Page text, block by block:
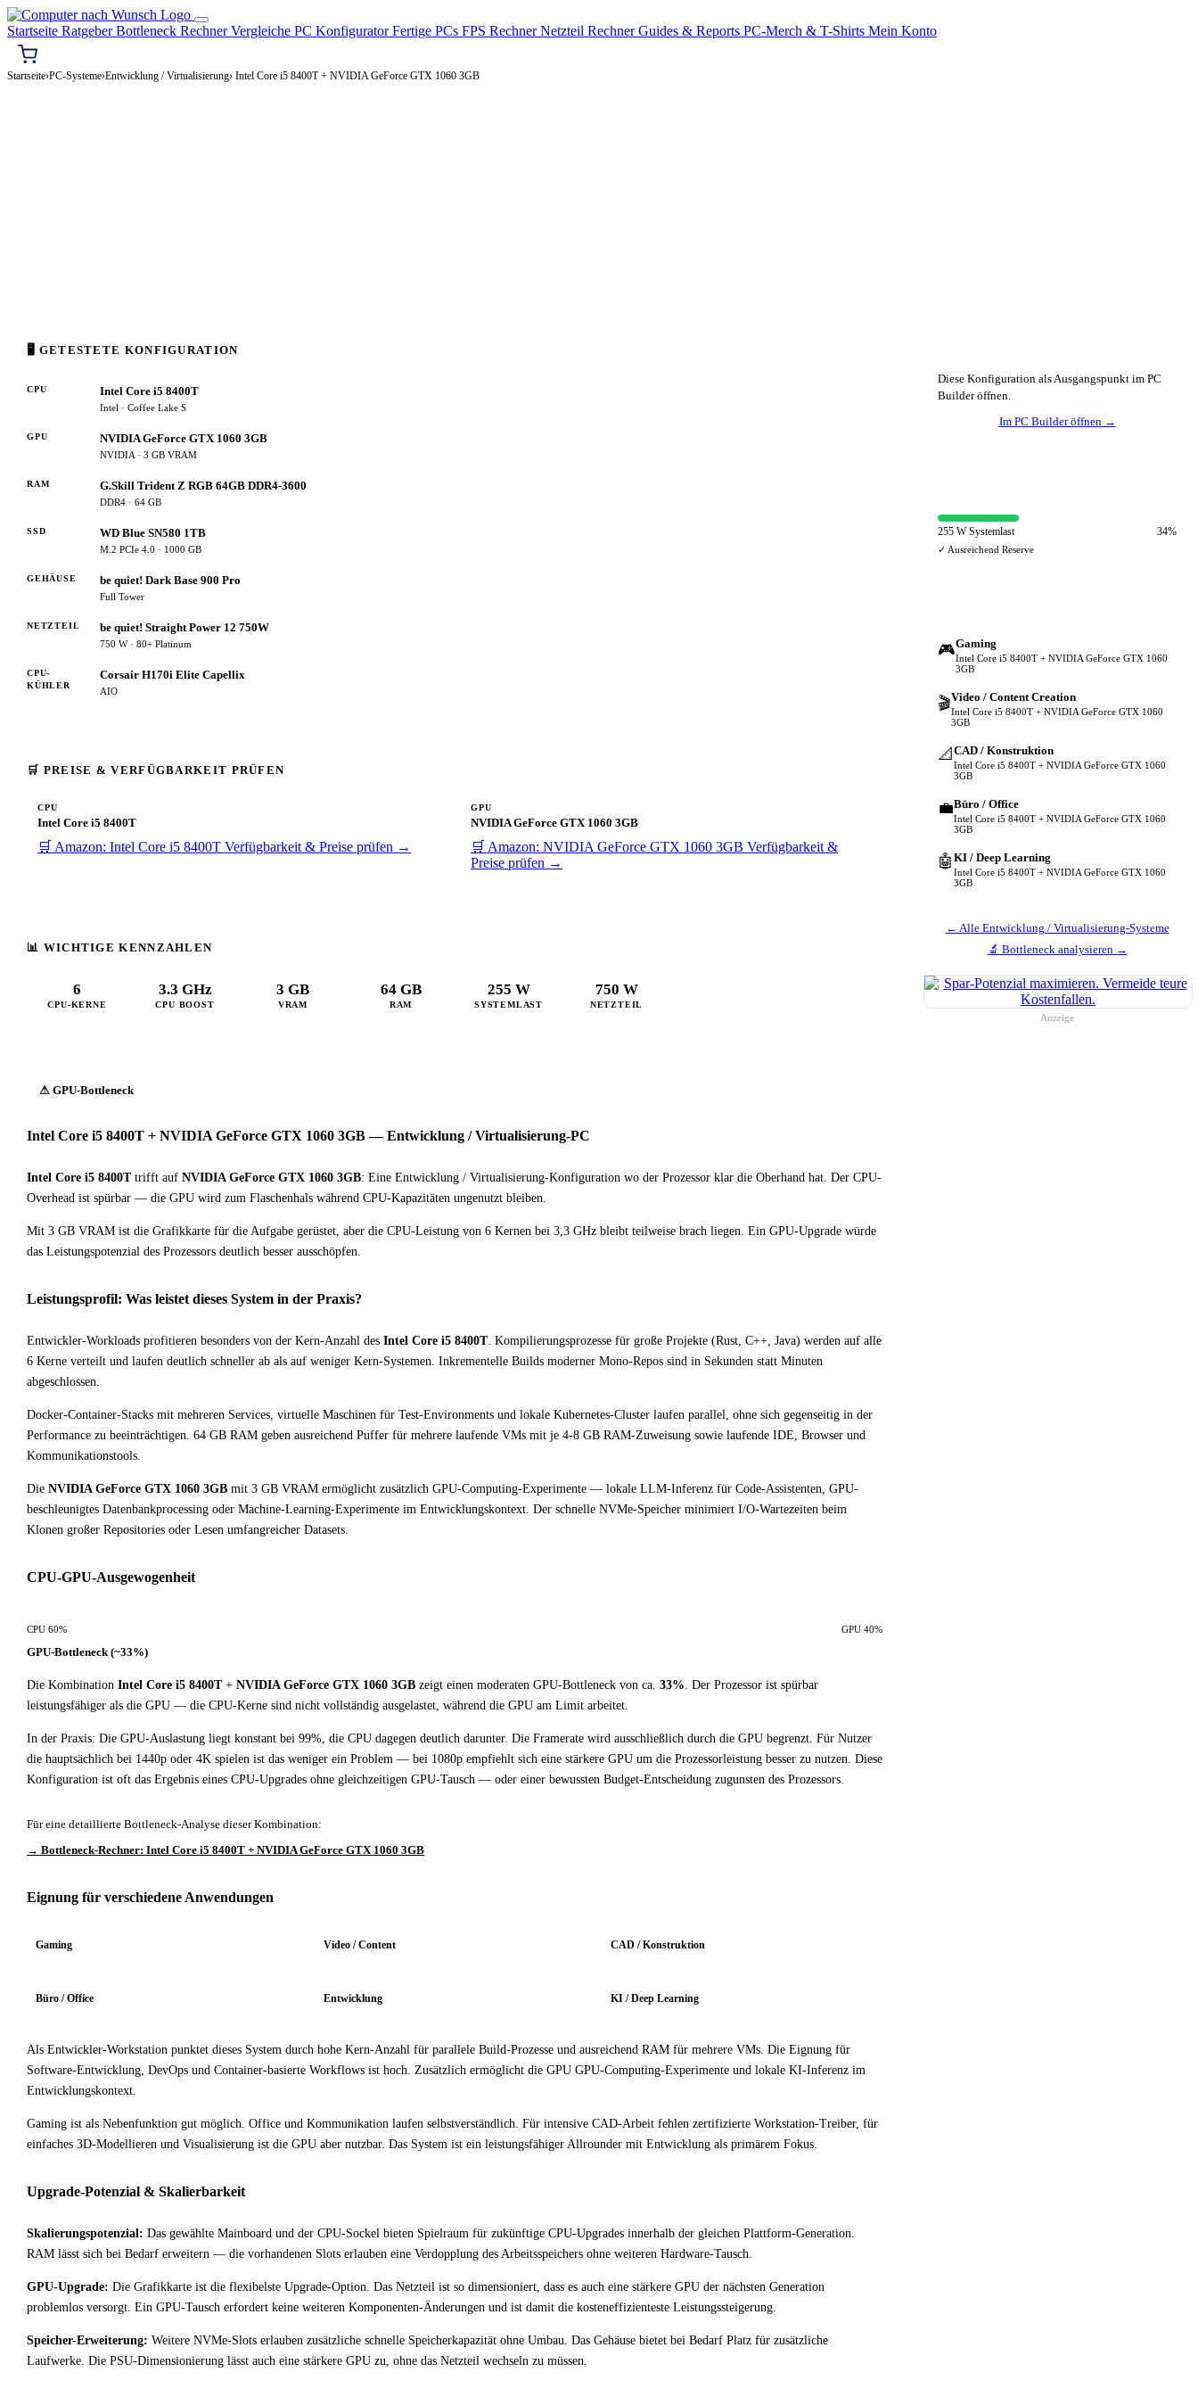
Startseite RatgeberBottleneck RechnerVergleiche PC KonfiguratorFertige PCs FPS RechnerNetzteil RechnerGuides & Reports PC-Merch & T-Shirts Mein Konto
Startseite›PC-Systeme›Entwicklung / Virtualisierung› Intel Core i5 8400T + NVIDIA GeForce GTX 1060 3GB
🖥 GETESTETE KONFIGURATION
CPU Intel Core i5 8400T
Intel · Coffee Lake S
GPU NVIDIA GeForce GTX 1060 3GB
NVIDIA · 3 GB VRAM
RAM G.Skill Trident Z RGB 64GB DDR4-3600
DDR4 · 64 GB
SSD WD Blue SN580 1TB
M.2 PCIe 4.0 · 1000 GB
GEHÄUSE be quiet! Dark Base 900 Pro
Full Tower
NETZTEIL be quiet! Straight Power 12 750W
750 W · 80+ Platinum
CPU-
KÜHLER
Corsair H170i Elite Capellix
AIO
🛒 PREISE & VERFÜGBARKEIT PRÜFEN
CPU
Intel Core i5 8400T
🛒 Amazon: Intel Core i5 8400T Verfügbarkeit & Preise prüfen →
GPU
NVIDIA GeForce GTX 1060 3GB
🛒 Amazon: NVIDIA GeForce GTX 1060 3GB Verfügbarkeit &
Preise prüfen →
📊 WICHTIGE KENNZAHLEN
6
CPU-KERNE
3.3 GHz
CPU BOOST
3 GB
VRAM
64 GB
RAM
255 W
SYSTEMLAST
750 W
NETZTEIL
⚠ GPU-Bottleneck
Intel Core i5 8400T + NVIDIA GeForce GTX 1060 3GB — Entwicklung / Virtualisierung-PC
Intel Core i5 8400Ttrifft auf NVIDIA GeForce GTX 1060 3GB: Eine Entwicklung / Virtualisierung-Konfiguration wo der Prozessor klar die Oberhand hat. Der CPU-
Overhead ist spürbar — die GPU wird zum Flaschenhals während CPU-Kapazitäten ungenutzt bleiben.
Mit 3 GB VRAM ist die Grafikkarte für die Aufgabe gerüstet, aber die CPU-Leistung von 6 Kernen bei 3,3 GHz bleibt teilweise brach liegen. Ein GPU-Upgrade würde
das Leistungspotenzial des Prozessors deutlich besser ausschöpfen.
Leistungsprofil: Was leistet dieses System in der Praxis?
Entwickler-Workloads profitieren besonders von der Kern-Anzahl des Intel Core i5 8400T. Kompilierungsprozesse für große Projekte (Rust, C++, Java) werden auf alle
6 Kerne verteilt und laufen deutlich schneller ab als auf weniger Kern-Systemen. Inkrementelle Builds moderner Mono-Repos sind in Sekunden statt Minuten
abgeschlossen.
Docker-Container-Stacks mit mehreren Services, virtuelle Maschinen für Test-Environments und lokale Kubernetes-Cluster laufen parallel, ohne sich gegenseitig in der
Performance zu beeinträchtigen. 64 GB RAM geben ausreichend Puffer für mehrere laufende VMs mit je 4-8 GB RAM-Zuweisung sowie laufende IDE, Browser und
Kommunikationstools.
Die NVIDIA GeForce GTX 1060 3GB mit 3 GB VRAM ermöglicht zusätzlich GPU-Computing-Experimente — lokale LLM-Inferenz für Code-Assistenten, GPU-
beschleunigtes Datenbankprocessing oder Machine-Learning-Experimente im Entwicklungskontext. Der schnelle NVMe-Speicher minimiert I/O-Wartezeiten beim
Klonen großer Repositories oder Lesen umfangreicher Datasets.
CPU-GPU-Ausgewogenheit
CPU 60% GPU 40%
GPU-Bottleneck (~33%)
Die Kombination Intel Core i5 8400T+ NVIDIA GeForce GTX 1060 3GB zeigt einen moderaten GPU-Bottleneck von ca. 33%. Der Prozessor ist spürbar
leistungsfähiger als die GPU — die CPU-Kerne sind nicht vollständig ausgelastet, während die GPU am Limit arbeitet.
In der Praxis: Die GPU-Auslastung liegt konstant bei 99%, die CPU dagegen deutlich darunter. Die Framerate wird ausschließlich durch die GPU begrenzt. Für Nutzer
die hauptsächlich bei 1440p oder 4K spielen ist das weniger ein Problem — bei 1080p empfiehlt sich eine stärkere GPU um die Prozessorleistung besser zu nutzen. Diese
Konfiguration ist oft das Ergebnis eines CPU-Upgrades ohne gleichzeitigen GPU-Tausch — oder einer bewussten Budget-Entscheidung zugunsten des Prozessors.
Für eine detaillierte Bottleneck-Analyse dieser Kombination:
→ Bottleneck-Rechner: Intel Core i5 8400T + NVIDIA GeForce GTX 1060 3GB
Eignung für verschiedene Anwendungen
Gaming Video / Content CAD / Konstruktion
Büro / Office Entwicklung KI / Deep Learning
Als Entwickler-Workstation punktet dieses System durch hohe Kern-Anzahl für parallele Build-Prozesse und ausreichend RAM für mehrere VMs. Die Eignung für
Software-Entwicklung, DevOps und Container-basierte Workflows ist hoch. Zusätzlich ermöglicht die GPU GPU-Computing-Experimente und lokale KI-Inferenz im
Entwicklungskontext.
Gaming ist als Nebenfunktion gut möglich. Office und Kommunikation laufen selbstverständlich. Für intensive CAD-Arbeit fehlen zertifizierte Workstation-Treiber, für
einfaches 3D-Modellieren und Visualisierung ist die GPU aber nutzbar. Das System ist ein leistungsfähiger Allrounder mit Entwicklung als primärem Fokus.
Upgrade-Potenzial & Skalierbarkeit
Skalierungspotenzial: Das gewählte Mainboard und der CPU-Sockel bieten Spielraum für zukünftige CPU-Upgrades innerhalb der gleichen Plattform-Generation.
RAM lässt sich bei Bedarf erweitern — die vorhandenen Slots erlauben eine Verdopplung des Arbeitsspeichers ohne weiteren Hardware-Tausch.
GPU-Upgrade: Die Grafikkarte ist die flexibelste Upgrade-Option. Das Netzteil ist so dimensioniert, dass es auch eine stärkere GPU der nächsten Generation
problemlos versorgt. Ein GPU-Tausch erfordert keine weiteren Komponenten-Änderungen und ist damit die kosteneffizienteste Leistungssteigerung.
Speicher-Erweiterung: Weitere NVMe-Slots erlauben zusätzliche schnelle Speicherkapazität ohne Umbau. Das Gehäuse bietet bei Bedarf Platz für zusätzliche
Laufwerke. Die PSU-Dimensionierung lässt auch eine stärkere GPU zu, ohne das Netzteil wechseln zu müssen.
Diese Konfiguration als Ausgangspunkt im PC
Builder öffnen.
Im PC Builder öffnen →
255 W Systemlast 34%
✓ Ausreichend Reserve
🎮Gaming
Intel Core i5 8400T + NVIDIA GeForce GTX 1060
3GB
🎬Video / Content Creation
Intel Core i5 8400T + NVIDIA GeForce GTX 1060
3GB
📐 CAD / Konstruktion
Intel Core i5 8400T + NVIDIA GeForce GTX 1060
3GB
💼Büro / Office
Intel Core i5 8400T + NVIDIA GeForce GTX 1060
3GB
🤖 KI / Deep Learning
Intel Core i5 8400T + NVIDIA GeForce GTX 1060
3GB
← Alle Entwicklung / Virtualisierung-Systeme
🔬 Bottleneck analysieren →
Anzeige